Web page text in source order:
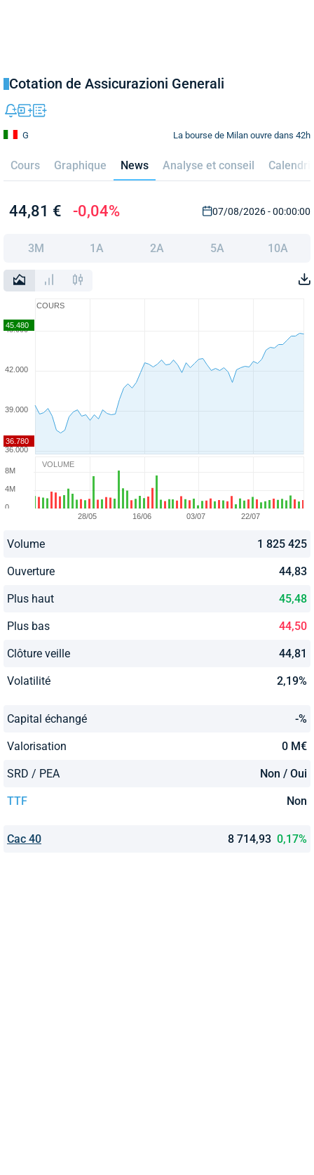
Cotation de Assicurazioni Generali
La bourse de Milan ouvre dans 42h
G
Cours Graphique News Analyse et conseil
44,81 € -0,04% 07/08/2026 - 00:00:00
3M 1A 2A 5A 10A
VOLUME
COURS
Volume 1 825 425
Ouverture 44,83
Plus haut 45,48
Plus bas 44,50
Clôture veille 44,81
Volatilité 2,19%
Capital échangé -%
Valorisation 0 M€
SRD / PEA Non / Oui
TTF Non
Cac 40 8 714,93 0,17%